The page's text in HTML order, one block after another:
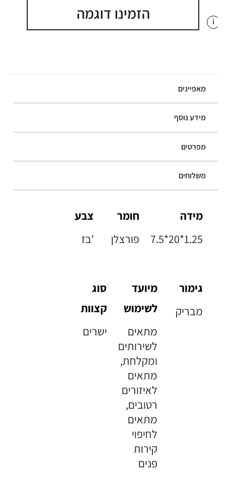
הזמינו דוגמה i
מאפיינים
מידע נוסף
מפרטים
משלוחים
מידה
7.5*20*1.25
חומר
פורצלן
צבע
בז'
גימור
מבריק
מיועד
לשימוש
מתאים
לשירותים
ומקלחת,
מתאים
לאיזורים
רטובים,
מתאים
לחיפוי
קירות
פנים
סוג
קצוות
ישרים